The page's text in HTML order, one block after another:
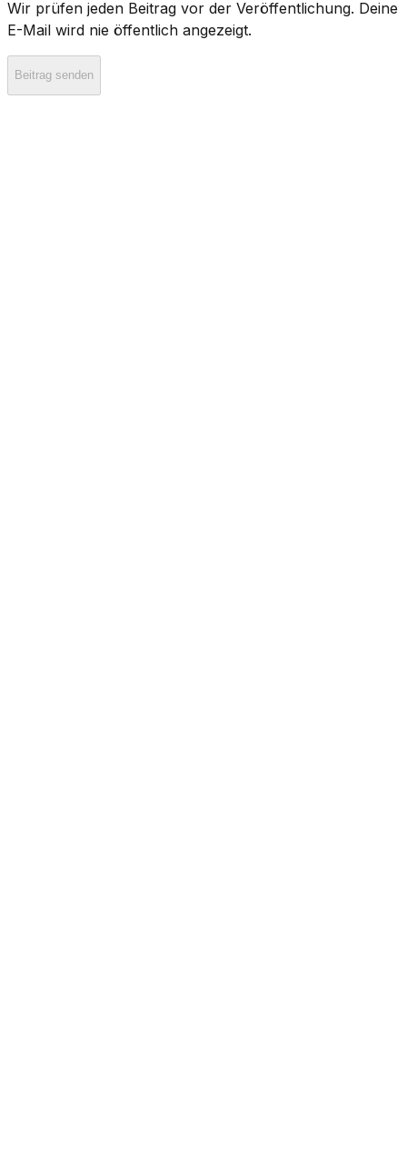
Wir prüfen jeden Beitrag vor der Veröffentlichung. Deine
E-Mail wird nie öffentlich angezeigt.
Beitrag senden